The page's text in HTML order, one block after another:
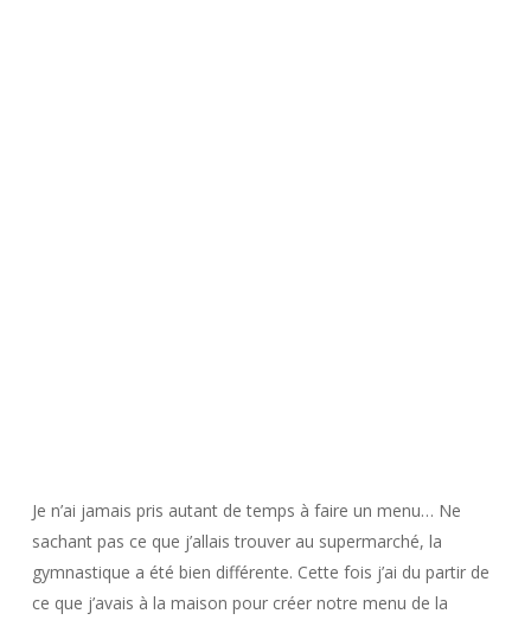
Je n’ai jamais pris autant de temps à faire un menu… Ne
sachant pas ce que j’allais trouver au supermarché, la
gymnastique a été bien différente. Cette fois j’ai du partir de
ce que j’avais à la maison pour créer notre menu de la